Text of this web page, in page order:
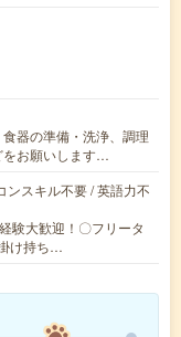
器の準備・洗浄、調理
をお願いします…
ンスキル不要 / 英語力不
験大歓迎！〇フリータ
け持ち…